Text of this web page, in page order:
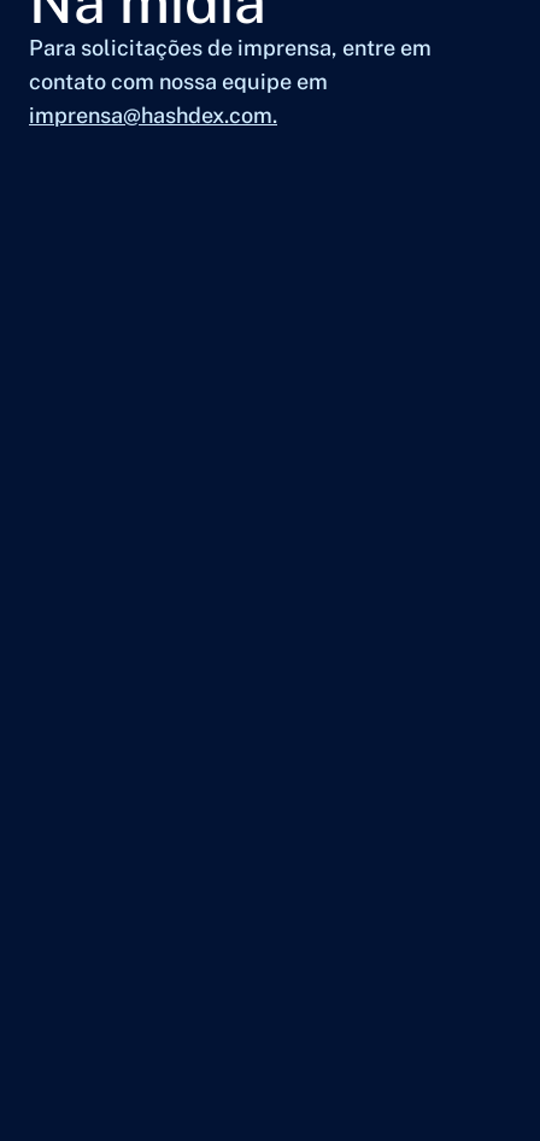
Para solicitações de imprensa, entre em
contato com nossa equipe em
imprensa@hashdex.com.